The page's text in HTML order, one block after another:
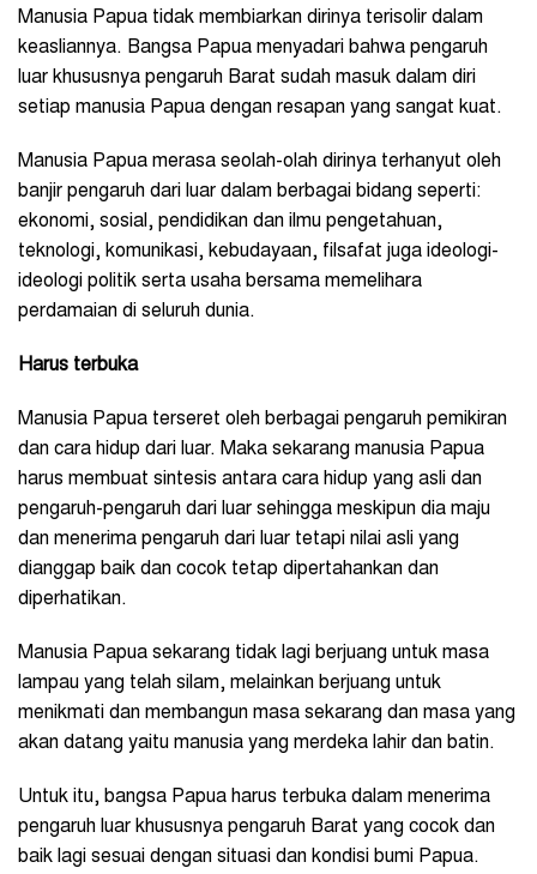
Manusia Papua tidak membiarkan dirinya terisolir dalam
keasliannya. Bangsa Papua menyadari bahwa pengaruh
luar khususnya pengaruh Barat sudah masuk dalam diri
setiap manusia Papua dengan resapan yang sangat kuat.
Manusia Papua merasa seolah-olah dirinya terhanyut oleh
banjir pengaruh dari luar dalam berbagai bidang seperti:
ekonomi, sosial, pendidikan dan ilmu pengetahuan,
teknologi, komunikasi, kebudayaan, filsafat juga ideologi-
ideologi politik serta usaha bersama memelihara
perdamaian di seluruh dunia.
Harus terbuka
Manusia Papua terseret oleh berbagai pengaruh pemikiran
dan cara hidup dari luar. Maka sekarang manusia Papua
harus membuat sintesis antara cara hidup yang asli dan
pengaruh-pengaruh dari luar sehingga meskipun dia maju
dan menerima pengaruh dari luar tetapi nilai asli yang
dianggap baik dan cocok tetap dipertahankan dan
diperhatikan.
Manusia Papua sekarang tidak lagi berjuang untuk masa
lampau yang telah silam, melainkan berjuang untuk
menikmati dan membangun masa sekarang dan masa yang
akan datang yaitu manusia yang merdeka lahir dan batin.
Untuk itu, bangsa Papua harus terbuka dalam menerima
pengaruh luar khususnya pengaruh Barat yang cocok dan
baik lagi sesuai dengan situasi dan kondisi bumi Papua.